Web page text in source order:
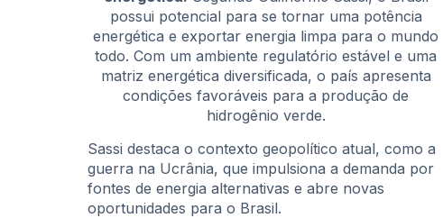
possui potencial para se tornar uma potência
energética e exportar energia limpa para o mundo
todo. Com um ambiente regulatório estável e uma
matriz energética diversificada, o país apresenta
condições favoráveis para a produção de
hidrogênio verde.
Sassi destaca o contexto geopolítico atual, como a
guerra na Ucrânia, que impulsiona a demanda por
fontes de energia alternativas e abre novas
oportunidades para o Brasil.